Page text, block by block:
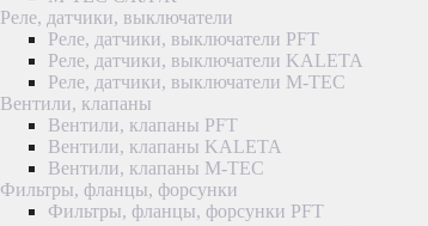
Реле, датчики, выключатели
Реле, датчики, выключатели PFT
Реле, датчики, выключатели KALETA
Реле, датчики, выключатели M-TEC
Вентили, клапаны
Вентили, клапаны PFT
Вентили, клапаны KALETA
Вентили, клапаны M-TEC
Фильтры, фланцы, форсунки
Фильтры, фланцы, форсунки PFT